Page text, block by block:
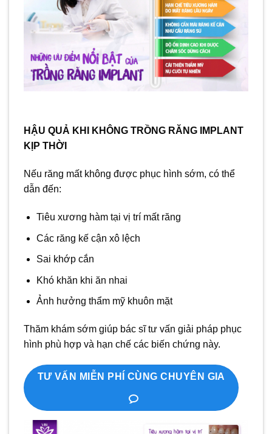
HẬU QUẢ KHI KHÔNG TRỒNG RĂNG IMPLANT
KỊP THỜI
Nếu răng mất không được phục hình sớm, có thể
dẫn đến:
Tiêu xương hàm tại vị trí mất răng
Các răng kế cận xô lệch
Sai khớp cắn
Khó khăn khi ăn nhai
Ảnh hưởng thẩm mỹ khuôn mặt
Thăm khám sớm giúp bác sĩ tư vấn giải pháp phục
hình phù hợp và hạn chế các biến chứng này.
TƯ VẤN MIỄN PHÍ CÙNG CHUYÊN GIA